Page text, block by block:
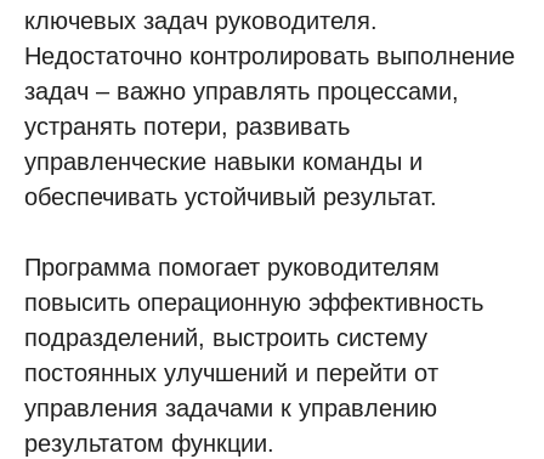
ключевых задач руководителя.
Недостаточно контролировать выполнение
задач – важно управлять процессами,
устранять потери, развивать
управленческие навыки команды и
обеспечивать устойчивый результат.
Программа помогает руководителям
повысить операционную эффективность
подразделений, выстроить систему
постоянных улучшений и перейти от
управления задачами к управлению
результатом функции.